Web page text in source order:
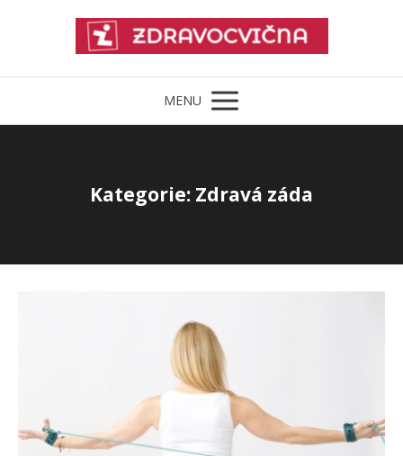
MENU
Kategorie: Zdravá záda